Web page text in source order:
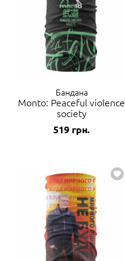
Бандана
Monto: Peaceful violence
society
519 грн.